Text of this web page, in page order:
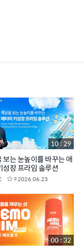
보는 눈높이를 바꾸는 애
성장 프라임 솔루션
92026.06.23
10 : 29
00 : 32